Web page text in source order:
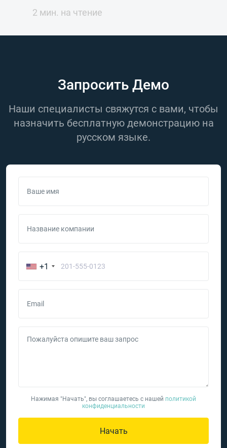
2 мин. на чтение
Запросить Демо
Наши специалисты свяжутся с вами, чтобы
назначить бесплатную демонстрацию на
русском языке.
Ваше имя
Название компании
+1
Email
Пожалуйста опишите ваш запрос
Нажимая "Начать", вы соглашаетесь с нашей политикой
конфиденциальности
Начать